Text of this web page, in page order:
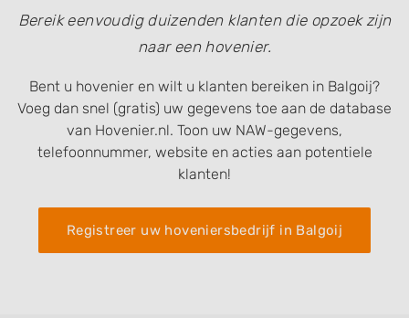
Bereik eenvoudig duizenden klanten die opzoek zijn
naar een hovenier.
Bent u hovenier en wilt u klanten bereiken in Balgoij?
Voeg dan snel (gratis) uw gegevens toe aan de database
van Hovenier.nl. Toon uw NAW-gegevens,
telefoonnummer, website en acties aan potentiele
klanten!
Registreer uw hoveniersbedrijf in Balgoij